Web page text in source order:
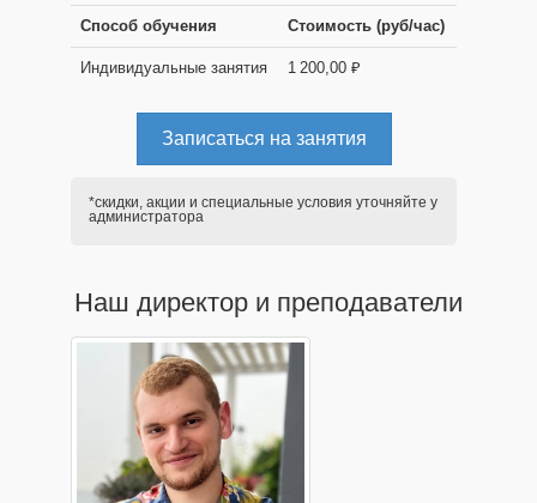
Способ обучения Стоимость (руб/час)
Индивидуальные занятия 1 200,00 ₽
Записаться на занятия
*скидки, акции и специальные условия уточняйте у
администратора
Наш директор и преподаватели